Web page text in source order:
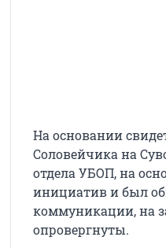
На основании
Соловейчика на
отдела УБОП, на
инициатив и был
коммуникации, на
опровергнуты.